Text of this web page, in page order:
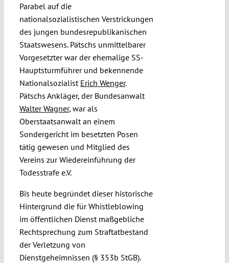
Parabel auf die
nationalsozialistischen Verstrickungen
des jungen bundesrepublikanischen
Staatswesens. Pätschs unmittelbarer
Vorgesetzter war der ehemalige SS-
Hauptsturmführer und bekennende
Nationalsozialist Erich Wenger.
Pätschs Ankläger, der Bundesanwalt
Walter Wagner, war als
Oberstaatsanwalt an einem
Sondergericht im besetzten Posen
tätig gewesen und Mitglied des
Vereins zur Wiedereinführung der
Todesstrafe e.V.
Bis heute begründet dieser historische
Hintergrund die für Whistleblowing
im öffentlichen Dienst maßgebliche
Rechtsprechung zum Straftatbestand
der Verletzung von
Dienstgeheimnissen (§ 353b StGB).